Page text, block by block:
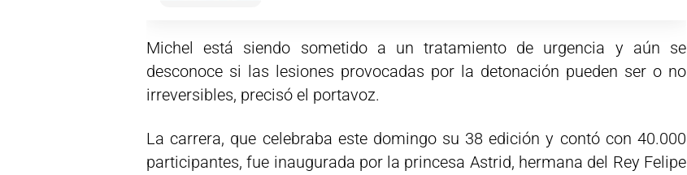
Michel está siendo sometido a un tratamiento de urgencia y aún se
desconoce si las lesiones provocadas por la detonación pueden ser o no
irreversibles, precisó el portavoz.
La carrera, que celebraba este domingo su 38 edición y contó con 40.000
participantes, fue inaugurada por la princesa Astrid, hermana del Rey Felipe